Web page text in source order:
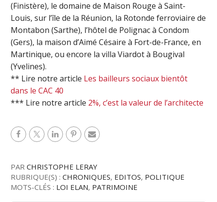
(Finistère), le domaine de Maison Rouge à Saint-
Louis, sur l’île de la Réunion, la Rotonde ferroviaire de
Montabon (Sarthe), l’hôtel de Polignac à Condom
(Gers), la maison d’Aimé Césaire à Fort-de-France, en
Martinique, ou encore la villa Viardot à Bougival
(Yvelines).
** Lire notre article Les bailleurs sociaux bientôt
dans le CAC 40
*** Lire notre article 2%, c’est la valeur de l’architecte
PARCHRISTOPHE LERAY
RUBRIQUE(S) :CHRONIQUES, EDITOS, POLITIQUE
MOTS-CLÉS : LOI ELAN, PATRIMOINE